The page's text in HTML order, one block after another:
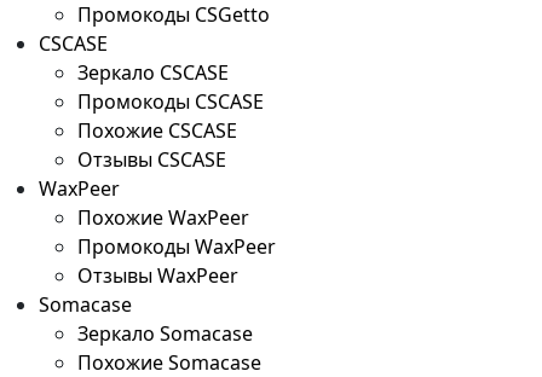
Промокоды CSGetto
CSCASE
Зеркало CSCASE
Промокоды CSCASE
Похожие CSCASE
Отзывы CSCASE
WaxPeer
Похожие WaxPeer
Промокоды WaxPeer
Отзывы WaxPeer
Somacase
Зеркало Somacase
Похожие Somacase